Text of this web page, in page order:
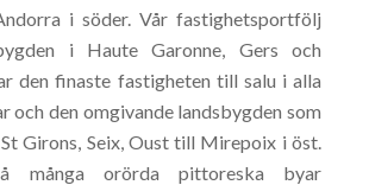
i söder. Vår fastighetsportfölj
i Haute Garonne, Gers och
den finaste fastigheten till salu i alla
och den omgivande landsbygden som
Girons, Seix, Oust till Mirepoix i öst.
många orörda pittoreska byar